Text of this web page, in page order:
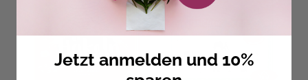
Jetzt anmelden und 10%